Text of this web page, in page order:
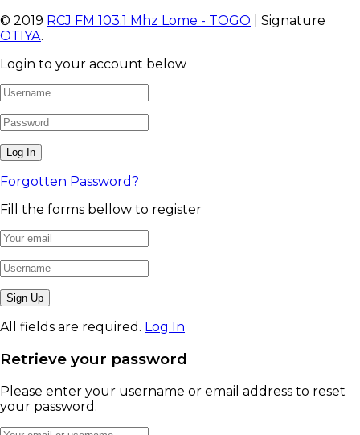
© 2019 RCJ FM 103.1 Mhz Lome - TOGO | Signature
OTIYA.
Login to your account below
Forgotten Password?
Fill the forms bellow to register
All fields are required. Log In
Retrieve your password
Please enter your username or email address to reset
your password.